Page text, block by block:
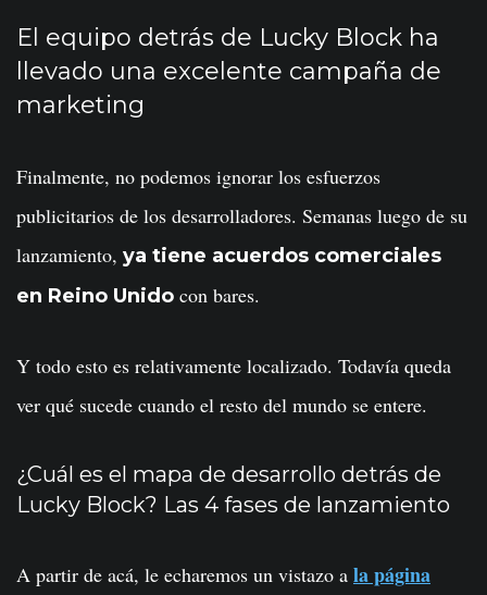
El equipo detrás de Lucky Block ha
llevado una excelente campaña de
marketing
Finalmente, no podemos ignorar los esfuerzos
publicitarios de los desarrolladores. Semanas luego de su
lanzamiento, ya tiene acuerdos comerciales
en Reino Unido con bares.
Y todo esto es relativamente localizado. Todavía queda
ver qué sucede cuando el resto del mundo se entere.
¿Cuál es el mapa de desarrollo detrás de
Lucky Block? Las 4 fases de lanzamiento
A partir de acá, le echaremos un vistazo a la página